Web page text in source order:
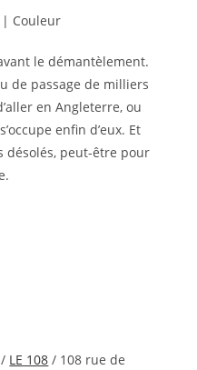
Couleur
le démantèlement.
de passage de milliers
en Angleterre, ou
enfin d’eux. Et
désolés, peut-être pour
LE 108 / 108 rue de